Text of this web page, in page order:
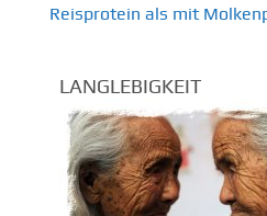
Reisprotein als mit
LANGLEBIGKEIT